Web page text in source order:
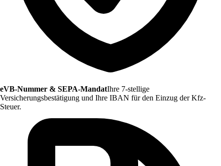
eVB-Nummer & SEPA-MandatIhre 7-stellige
Versicherungsbestätigung und Ihre IBAN für den Einzug der Kfz-
Steuer.